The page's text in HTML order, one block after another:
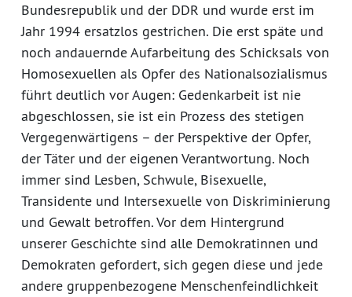
Bundesrepublik und der DDR und wurde erst im
Jahr 1994 ersatzlos gestrichen. Die erst späte und
noch andauernde Aufarbeitung des Schicksals von
Homosexuellen als Opfer des Nationalsozialismus
führt deutlich vor Augen: Gedenkarbeit ist nie
abgeschlossen, sie ist ein Prozess des stetigen
Vergegenwärtigens – der Perspektive der Opfer,
der Täter und der eigenen Verantwortung. Noch
immer sind Lesben, Schwule, Bisexuelle,
Transidente und Intersexuelle von Diskriminierung
und Gewalt betroffen. Vor dem Hintergrund
unserer Geschichte sind alle Demokratinnen und
Demokraten gefordert, sich gegen diese und jede
andere gruppenbezogene Menschenfeindlichkeit